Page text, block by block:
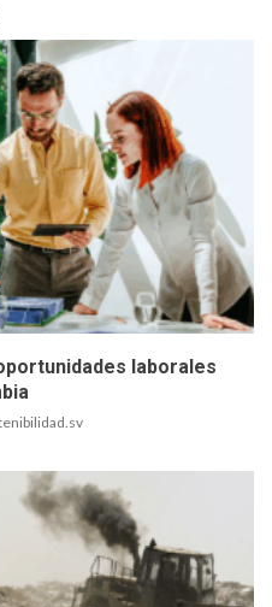
laborales